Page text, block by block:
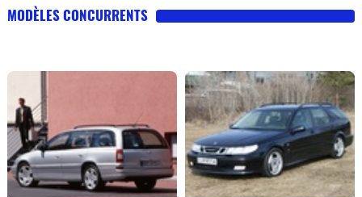
MODÈLES CONCURRENTS